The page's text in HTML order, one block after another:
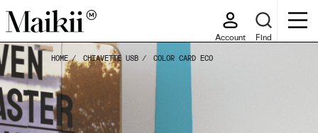
Account Find
HOME CHIAVETTE USB COLOR CARD ECO